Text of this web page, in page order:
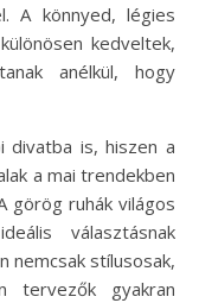
A könnyed, légies
kedveltek,
anélkül, hogy
divatba is, hiszen a
a mai trendekben
görög ruhák világos
választásnak
nemcsak stílusosak,
tervezők gyakran